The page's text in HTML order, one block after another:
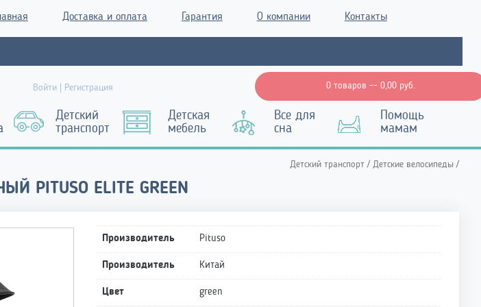
Доставка и оплата Гарантия О компании Контакты
Войти | Регистрация 0 товаров -- 0,00 руб.
Детский
транспорт
Детская
мебель
Все для
сна
Помощь
мамам
Детский транспорт / Детские велосипеды /
PITUSO ELITE GREEN
Производитель Pituso
Производитель Китай
Цвет green